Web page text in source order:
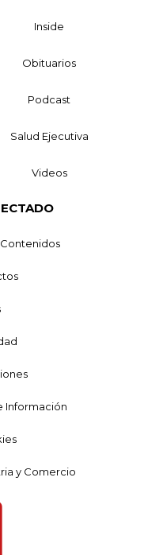
Inside
Obituarios
Podcast
Salud Ejecutiva
Videos
Información
y Comercio